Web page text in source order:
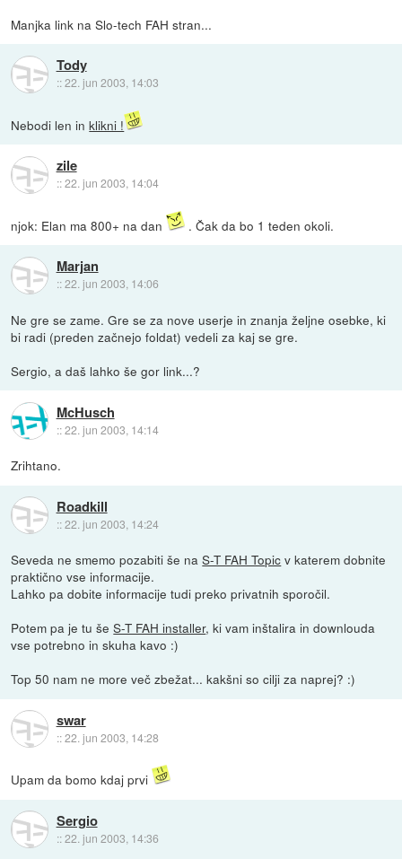
Manjka link na Slo-tech FAH stran...
Tody
::22. jun 2003, 14:03
Nebodi len inklikni !
zile
::22. jun 2003, 14:04
njok: Elan ma 800+ na dan . Čak da bo 1 teden okoli.
Marjan
::22. jun 2003, 14:06
Ne gre se zame. Gre se za nove userje in znanja željne osebke, ki
bi radi (preden začnejo foldat) vedeli za kaj se gre.
Sergio, a daš lahko še gor link...?
McHusch
::22. jun 2003, 14:14
Zrihtano.
Roadkill
::22. jun 2003, 14:24
Seveda ne smemo pozabiti še naS-T FAH Topic v katerem dobnite
praktično vse informacije.
Lahko pa dobite informacije tudi preko privatnih sporočil.
Potem pa je tu šeS-T FAH installer, ki vam inštalira in downlouda
vse potrebno in skuha kavo :)
Top 50 nam ne more več zbežat... kakšni so cilji za naprej? :)
swar
::22. jun 2003, 14:28
Upam da bomo kdaj prvi
Sergio
::22. jun 2003, 14:36